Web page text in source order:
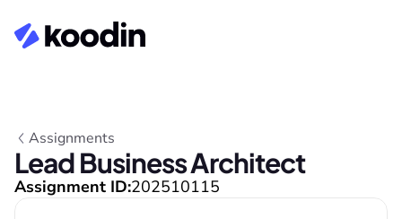
Assignments
Lead Business Architect
Assignment ID:202510115